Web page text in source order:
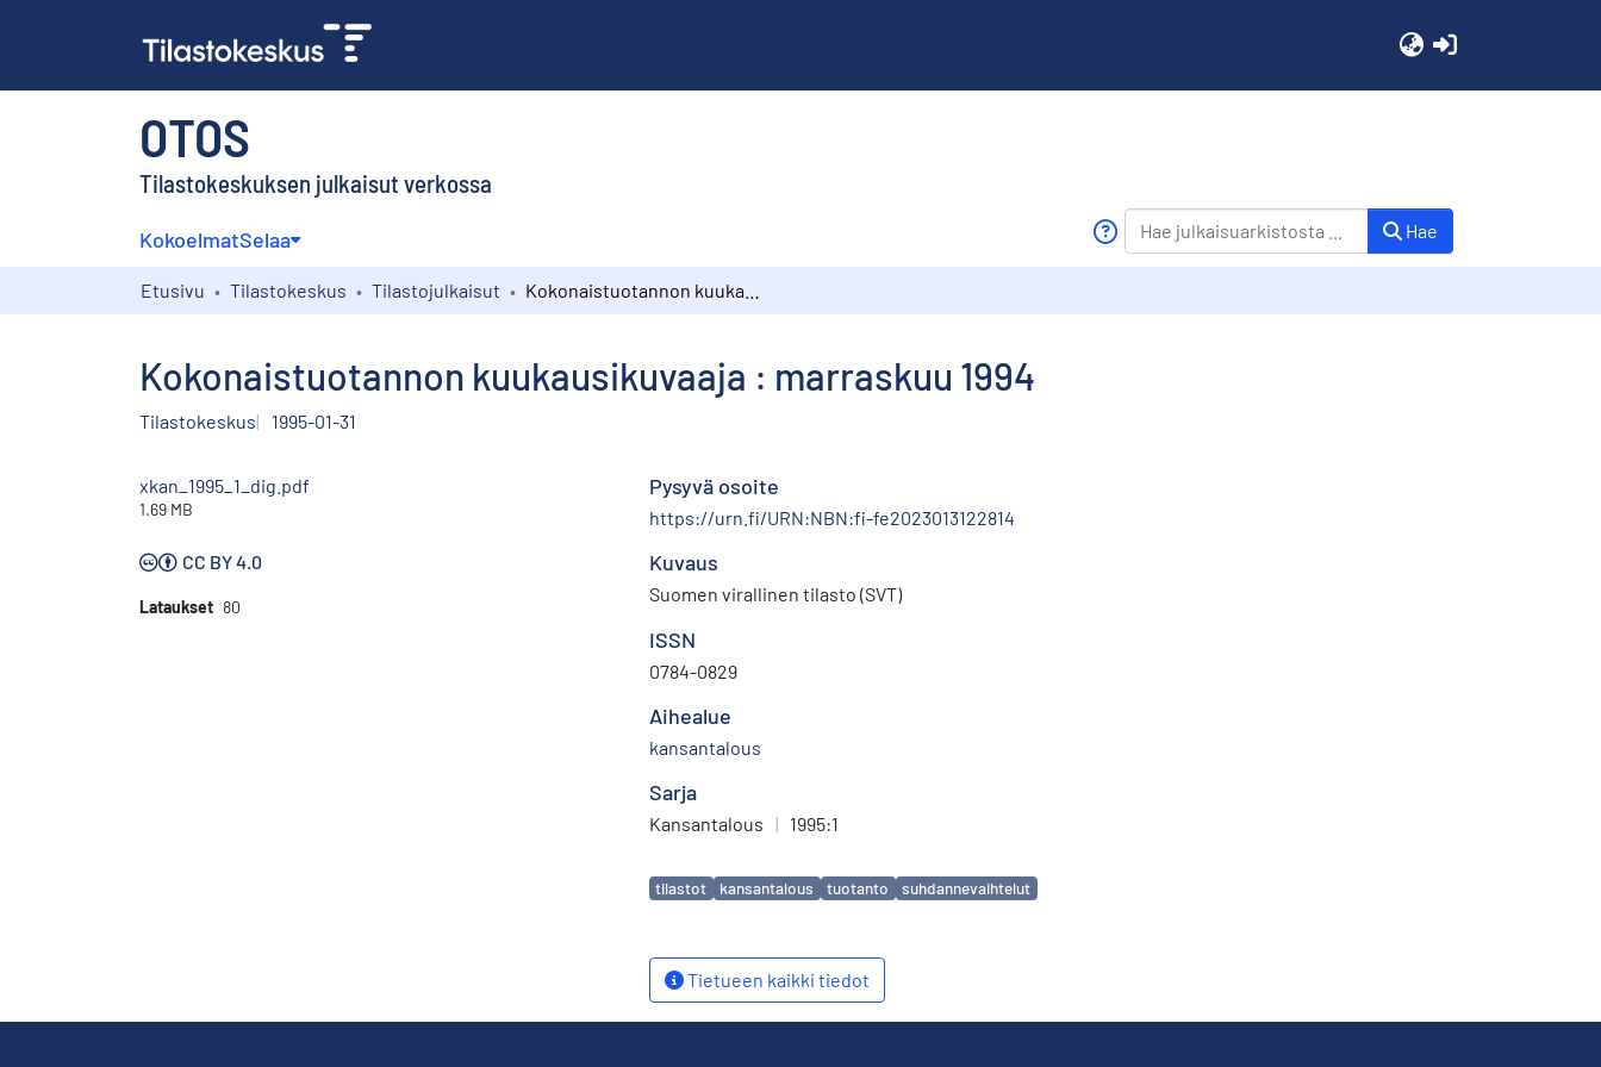
OTOS
Tilastokeskuksen julkaisut verkossa
KokoelmatSelaa Hae
Etusivu Tilastokeskus Tilastojulkaisut
Kokonaistuotannon kuukausikuvaaja : marraskuu 1994
Tilastokeskus 1995-01-31
xkan_1995_1_dig.pdf
1.69 MB
CC BY 4.0
Lataukset 80
Pysyvä osoite
https://urn.fi/URN:NBN:fi-fe2023013122814
Kuvaus
Suomen virallinen tilasto (SVT)
ISSN
0784-0829
Aihealue
kansantalous
Sarja
Kansantalous | 1995:1
Avainsanat
tilastot kansantalous tuotanto suhdannevaihtelut
Tietueen kaikki tiedot